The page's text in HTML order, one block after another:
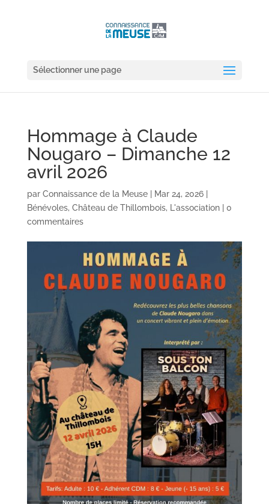
Sélectionner une page
Hommage à Claude
Nougaro – Dimanche 12
avril 2026
par Connaissance de la Meuse| Mar 24, 2026|
Bénévoles, Château de Thillombois, L'association| 0
commentaires